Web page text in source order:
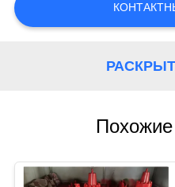
КАРТА